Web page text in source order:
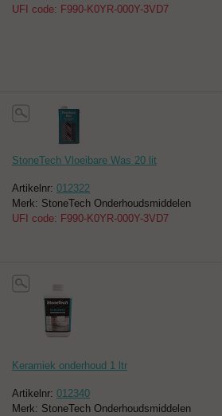
UFI code: F990-K0YR-000Y-3VD7
StoneTech Vloeibare Was 20 lit
Artikelnr: 012322
Merk: StoneTech Onderhoudsmiddelen
UFI code: F990-K0YR-000Y-3VD7
Keramiek onderhoud 1 ltr
Artikelnr: 012340
Merk: StoneTech Onderhoudsmiddelen